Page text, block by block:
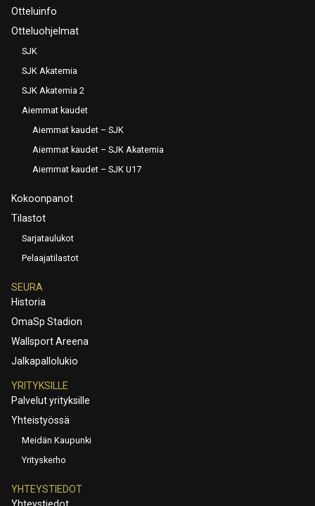
Otteluinfo
Otteluohjelmat
SJK
SJK Akatemia
SJK Akatemia 2
Aiemmat kaudet
Aiemmat kaudet – SJK
Aiemmat kaudet – SJK Akatemia
Aiemmat kaudet – SJK U17
Kokoonpanot
Tilastot
Sarjataulukot
Pelaajatilastot
SEURA
Historia
OmaSp Stadion
Wallsport Areena
Jalkapallolukio
YRITYKSILLE
Palvelut yrityksille
Yhteistyössä
Meidän Kaupunki
Yrityskerho
YHTEYSTIEDOT